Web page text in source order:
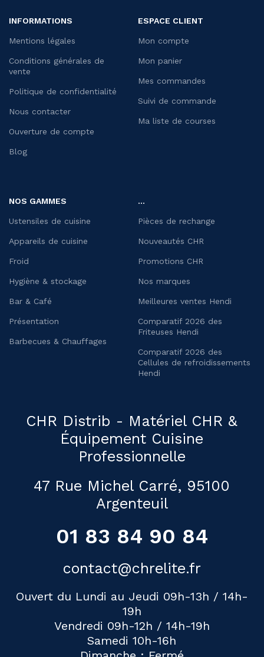
INFORMATIONS
Mentions légales
Conditions générales de
vente
Politique de confidentialité
Nous contacter
Ouverture de compte
Blog
ESPACE CLIENT
Mon compte
Mon panier
Mes commandes
Suivi de commande
Ma liste de courses
NOS GAMMES
Ustensiles de cuisine
Appareils de cuisine
Froid
Hygiène & stockage
Bar & Café
Présentation
Barbecues & Chauffages
...
Pièces de rechange
Nouveautés CHR
Promotions CHR
Nos marques
Meilleures ventes Hendi
Comparatif 2026 des
Friteuses Hendi
Comparatif 2026 des
Cellules de refroidissements
Hendi
CHR Distrib - Matériel CHR &
Équipement Cuisine
Professionnelle
47 Rue Michel Carré, 95100
Argenteuil
01 83 84 90 84
contact@chrelite.fr
Ouvert du Lundi au Jeudi 09h-13h / 14h-
19h
Vendredi 09h-12h / 14h-19h
Samedi 10h-16h